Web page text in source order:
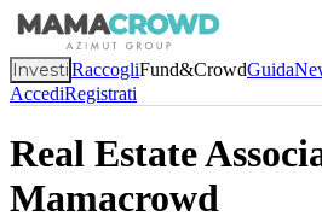
InvestiRaccogliFund&CrowdGuida
AccediRegistrati
Real Estate
Mamacrowd